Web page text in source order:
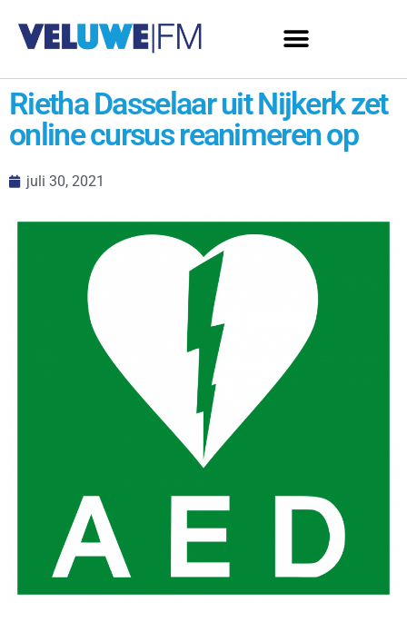
Rietha Dasselaar uit Nijkerk zet
online cursus reanimeren op
juli 30, 2021